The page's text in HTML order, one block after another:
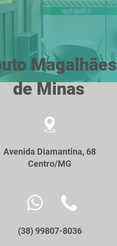
Magalhães
de Minas
Avenida Diamantina, 68
Centro/MG
(38) 99807-8036